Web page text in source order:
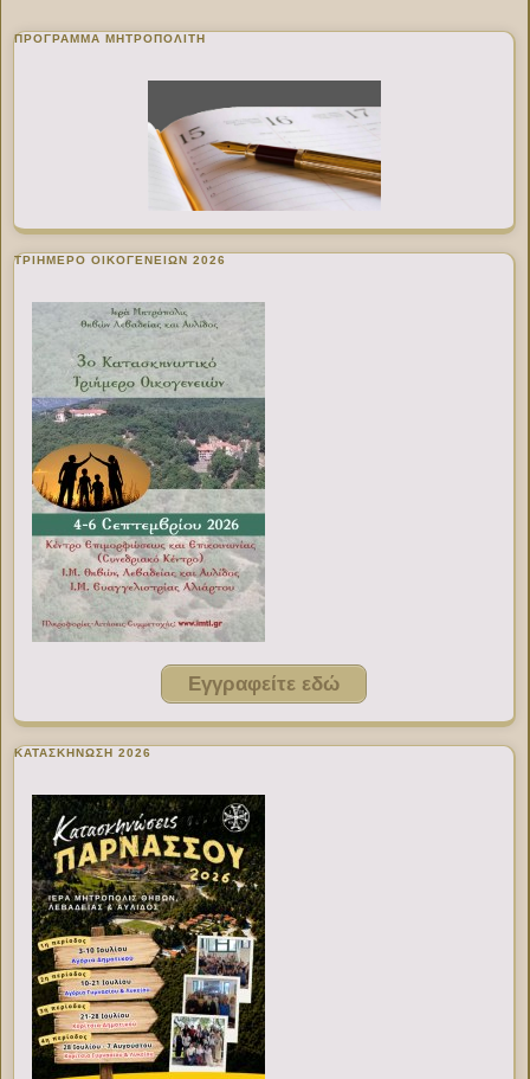
ΠΡΌΓΡΑΜΜΑ ΜΗΤΡΟΠΟΛΊΤΗ
ΤΡΙΗΜΕΡΟ ΟΙΚΟΓΕΝΕΙΩΝ 2026
Εγγραφείτε εδώ
ΚΑΤΑΣΚΗΝΩΣΗ 2026